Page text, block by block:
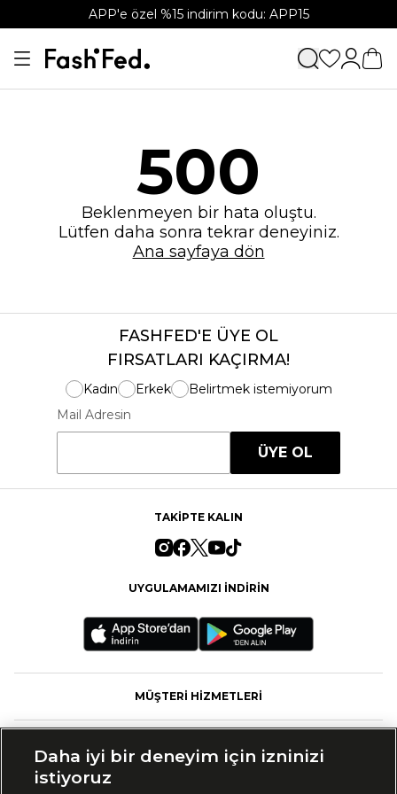
APP'e özel %15 indirim kodu: APP15
500
Beklenmeyen bir hata oluştu.
Lütfen daha sonra tekrar deneyiniz.
Ana sayfaya dön
FASHFED'E ÜYE OL
FIRSATLARI KAÇIRMA!
Kadın Erkek
Belirtmek istemiyorum
Mail Adresin
ÜYE OL
TAKİPTE KALIN
UYGULAMAMIZI İNDİRİN
MÜŞTERİ HİZMETLERİ
Daha iyi bir deneyim için izninizi
istiyoruz